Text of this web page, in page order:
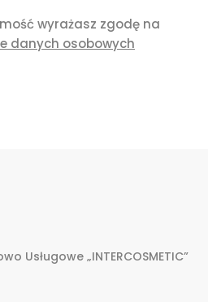
wyrażasz zgodę na
danych osobowych
Usługowe „INTERCOSMETIC”